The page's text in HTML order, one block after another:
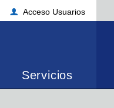
Acceso Usuarios
Servicios